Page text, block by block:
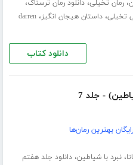
،رمان تخیلی،دانلود رمان ترسناک،
تخیلی،داستان هیجان انگیز،darren
دانلود کتاب
- جلد 7
بهترین رمان‌ها
،نبرد با شیاطین،دانلود جلد هفتم